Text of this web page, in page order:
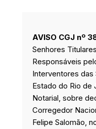
o
k
AVISO CGJ nº
Senhores
Responsáveis
Interventores das
Estado do Rio de
Notarial, sobre
Corregedor
Felipe Salomão,